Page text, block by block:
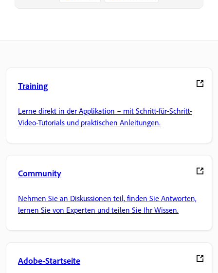
Training
Lerne direkt in der Applikation – mit Schritt-für-Schritt-
Video-Tutorials und praktischen Anleitungen.
Community
Nehmen Sie an Diskussionen teil, finden Sie Antworten,
lernen Sie von Experten und teilen Sie Ihr Wissen.
Adobe-Startseite